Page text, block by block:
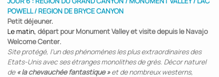
POWELL / REGION DE BRYCE CANYON
Petit déjeuner.
Le matin, départ pour Monument Valley et visite depuis le Navajo
Welcome Center.
Site protégé, l’un des phénomènes les plus extraordinaires des
Etats-Unis avec ses étranges monolithes de grès. Décor naturel
de « la chevauchée fantastique »et de nombreux westerns,